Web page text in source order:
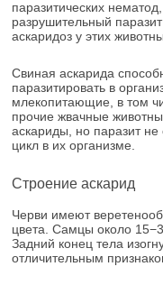
паразитических
разрушительный
аскаридоз у этих
Свиная аскарида
паразитировать в
млекопитающие, в том
прочие жвачные
аскариды, но паразит
цикл в их организме.
Строение аскарид
Черви имеют
цвета. Самцы около
Задний конец тела
отличительным